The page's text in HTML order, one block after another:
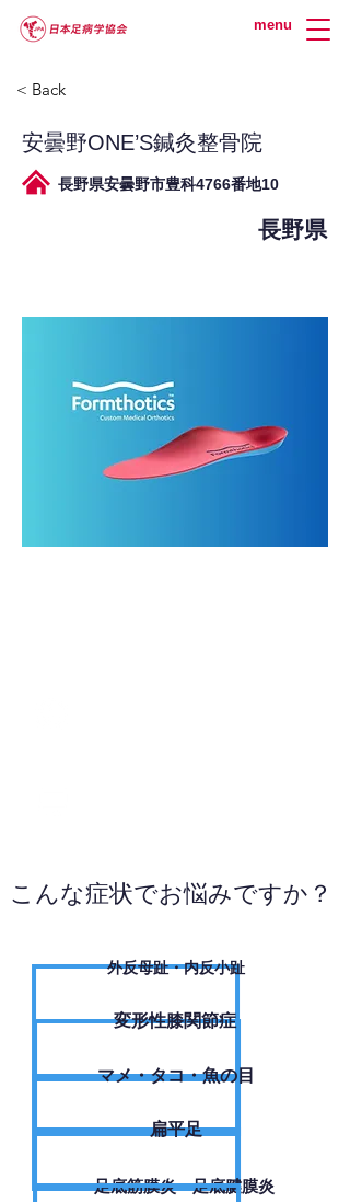
menu
< Back
安曇野ONE’S鍼灸整骨院
長野県安曇野市豊科4766番地10
長野県
こんな症状でお悩みですか？
外反母趾・内反小趾
変形性膝関節症
​マメ・タコ・魚の目
扁平足
足底筋膜炎・足底腱膜炎